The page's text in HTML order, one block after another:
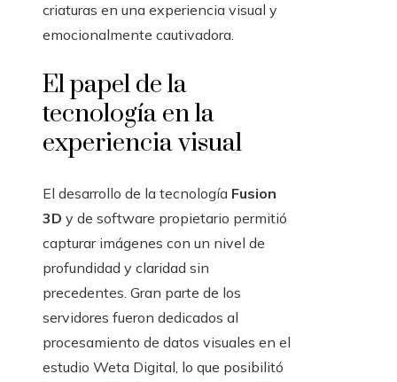
criaturas en una experiencia visual y
emocionalmente cautivadora.
El papel de la
tecnología en la
experiencia visual
El desarrollo de la tecnología Fusion
3D y de software propietario permitió
capturar imágenes con un nivel de
profundidad y claridad sin
precedentes. Gran parte de los
servidores fueron dedicados al
procesamiento de datos visuales en el
estudio Weta Digital, lo que posibilitó